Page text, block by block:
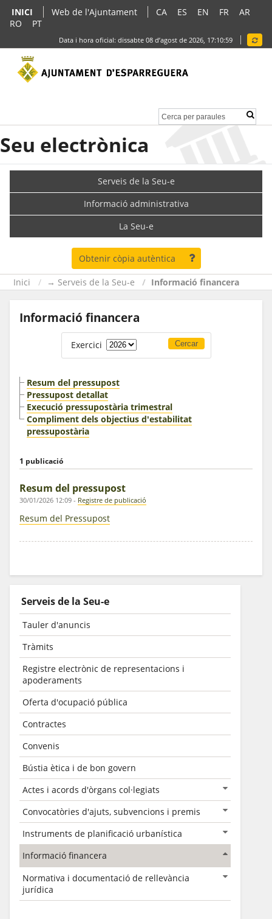
INICI Web de l'Ajuntament CA ES EN FR
AR
RO
PT
Data i hora oficial: dissabte 08 d’agost de 2026, 17:10:59
Seu electrònica
Serveis de la Seu-e
Informació administrativa
La Seu-e
Obtenir còpia autèntica
Inici → Serveis de la Seu-e Informació financera
Serveis de la Seu-e
Tauler d'anuncis
Tràmits
Registre electrònic de representacions i
apoderaments
Oferta d'ocupació pública
Contractes
Convenis
Bústia ètica i de bon govern
Actes i acords d'òrgans col·legiats
Convocatòries d'ajuts, subvencions i premis
Instruments de planificació urbanística
Informació financera
Normativa i documentació de rellevància
jurídica
Informació financera
Exercici
Resum del pressupost
Pressupost detallat
Execució pressupostària trimestral
Compliment dels objectius d'estabilitat
pressupostària
1 publicació
Resum del pressupost
30/01/2026 12:09 - Registre de publicació
Resum del Pressupost